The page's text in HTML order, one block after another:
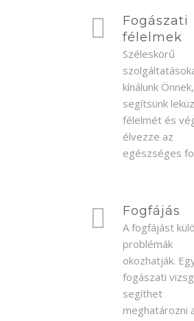
Fogászati
félelmek
Széleskörű
kínálunk
segítsünk
félelmét és
élvezze az
egészséges
Fogfájás
A fogfájást
problémák
okozhatják.
fogászati
segíthet
meghatározni